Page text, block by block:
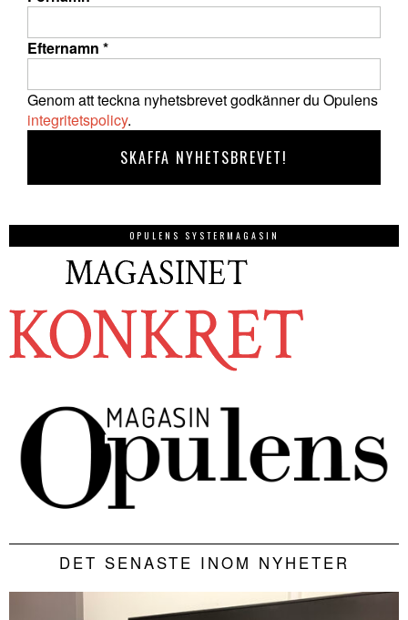
Efternamn *
Genom att teckna nyhetsbrevet godkänner du Opulens
integritetspolicy.
OPULENS SYSTERMAGASIN
DET SENASTE INOM NYHETER